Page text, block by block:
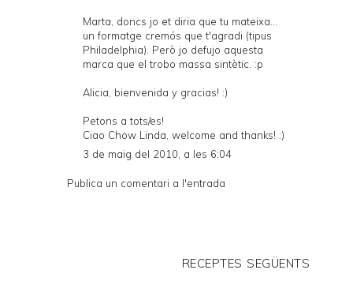
Marta, doncs jo et diria que tu mateixa...
un formatge cremós que t'agradi (tipus
Philadelphia). Però jo defujo aquesta
marca que el trobo massa sintètic. :p
Alicia, bienvenida y gracias! :)
Petons a tots/es!
Ciao Chow Linda, welcome and thanks! :)
3 de maig del 2010, a les 6:04
Publica un comentari a l'entrada
RECEPTES SEGÜENTS